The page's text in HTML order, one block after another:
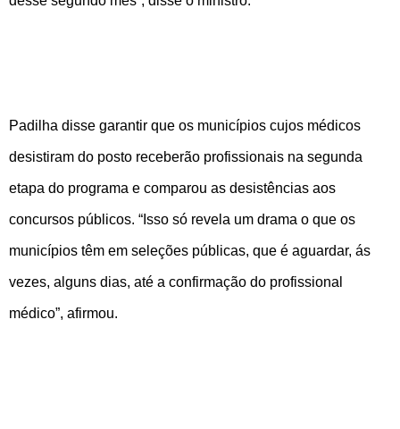
Padilha disse garantir que os municípios cujos médicos
desistiram do posto receberão profissionais na segunda
etapa do programa e comparou as desistências aos
concursos públicos. “Isso só revela um drama o que os
municípios têm em seleções públicas, que é aguardar, ás
vezes, alguns dias, até a confirmação do profissional
médico”, afirmou.